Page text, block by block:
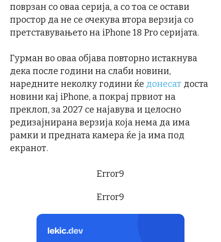
поврзан со оваа серија, а со тоа се остави
простор да не се очекува втора верзија со
претставувањето на iPhone 18 Pro серијата.
Гурман во оваа објава повторно истакнува
дека после години на слаби новини,
наредните неколку години ќе донесат доста
новини кај iPhone, а покрај првиот на
преклоп, за 2027 се најавува и целосно
редизајнирана верзија која нема да има
рамки и предната камера ќе ја има под
екранот.
Error9
Error9